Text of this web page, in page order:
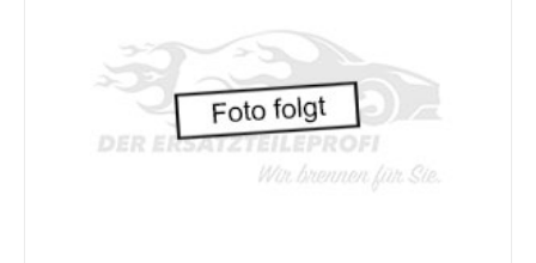
Mitsubishi Ersatzteile
Nissan Ersatzteile